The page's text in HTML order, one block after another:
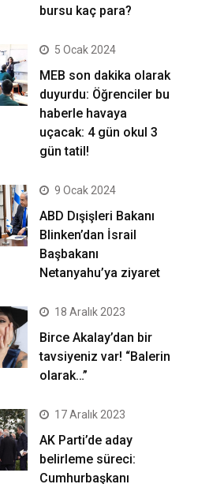
bursu kaç para?
5 Ocak 2024
MEB son dakika olarak
duyurdu: Öğrenciler bu
haberle havaya
uçacak: 4 gün okul 3
gün tatil!
9 Ocak 2024
ABD Dışişleri Bakanı
Blinken’dan İsrail
Başbakanı
Netanyahu’ya ziyaret
18 Aralık 2023
Birce Akalay’dan bir
tavsiyeniz var! “Balerin
olarak…”
17 Aralık 2023
AK Parti’de aday
belirleme süreci:
Cumhurbaşkanı